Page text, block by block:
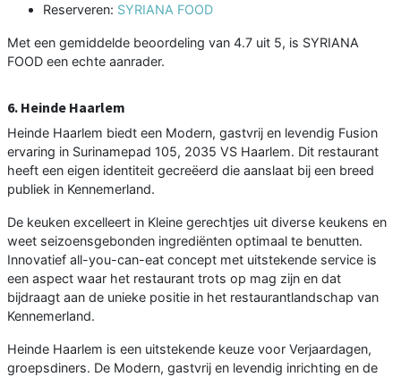
Reserveren: SYRIANA FOOD
Met een gemiddelde beoordeling van 4.7 uit 5, is SYRIANA
FOOD een echte aanrader.
6. Heinde Haarlem
Heinde Haarlem biedt een Modern, gastvrij en levendig Fusion
ervaring in Surinamepad 105, 2035 VS Haarlem. Dit restaurant
heeft een eigen identiteit gecreëerd die aanslaat bij een breed
publiek in Kennemerland.
De keuken excelleert in Kleine gerechtjes uit diverse keukens en
weet seizoensgebonden ingrediënten optimaal te benutten.
Innovatief all-you-can-eat concept met uitstekende service is
een aspect waar het restaurant trots op mag zijn en dat
bijdraagt aan de unieke positie in het restaurantlandschap van
Kennemerland.
Heinde Haarlem is een uitstekende keuze voor Verjaardagen,
groepsdiners. De Modern, gastvrij en levendig inrichting en de